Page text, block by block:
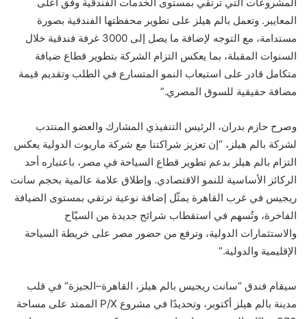
المشروعات التي ترتقي بمستوى الخدمات الفندقية وفق أعلى
المعايير. وتعمل بالم هيلز على تطوير محفظتها الفندقية بصورة
مستدامة، مع التوجه لإضافة ما يصل إلى 3000 غرفة فندقية خلال
السنوات المقبلة، بما يعكس التزام الشركة بتطوير قطاع ضيافة
متكامل قادر على استيعاب النمو المتسارع في الطلب وتقديم قيمة
مضافة حقيقية للسوق المصري.”
وصرح حازم بدران، الرئيس التنفيذي المشارك والعضو المنتدب
لشركة بالم هيلز، “إن تعزيز شراكتنا مع شركة ماريوت الدولية يعكس
التزام بالم هيلز بدعم تطوير قطاع السياحة في مصر، باعتباره أحد
الركائز الأساسية للنمو الاقتصادي. وإطلاق علامة عالمية بحجم سانت
ريجيس في غرب القاهرة يمثّل إضافة نوعية ترتقي بمستوى الضيافة
الفاخرة، وتُسهم في استقطاب شرائح جديدة من السيّاح
والاستثمارات الدولية، وترفع من حضور مصر على خريطة السياحة
الإقليمية والدولية.”
سيقام فندق “سانت ريجيس بالم هيلز، القاهرة–الجيزة” في قلب
مدينة بالم هيلز أكتوبر، وتحديدًا في مشروع P/X الممتد على مساحة